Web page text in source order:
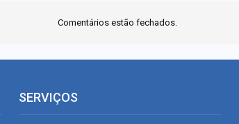
Comentários estão fechados.
SERVIÇOS